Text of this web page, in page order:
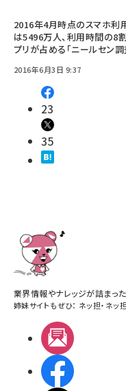
2016年4月時点のスマホ利
は5496万人、利用時間の8
プリが占める「ニールセン調
2016年6月3日 9:37
23
35
業界情報やナレッジが詰まった
姉妹サイトもぜひ： ネッ担・ ネッ